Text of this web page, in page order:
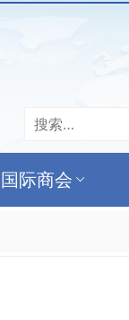
国际商会